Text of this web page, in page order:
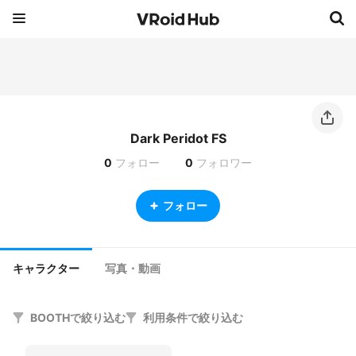
Dark Peridot FS
0 フォロー 0 フォロワー
フォロー
キャラクター 写真・動画
BOOTHで絞り込む 利用条件で絞り込む